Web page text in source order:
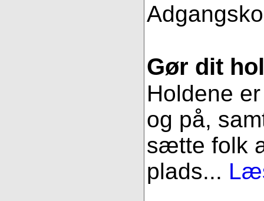
Gør dit
Holdene
og på,
sætte folk
plads...